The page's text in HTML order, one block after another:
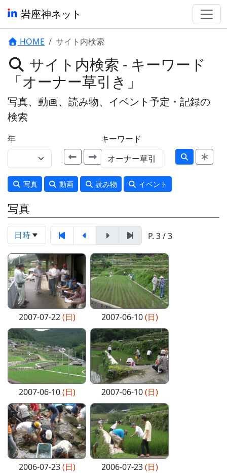
岩座神ネット
HOME サイト内検索
サイト内検索 - キーワード
「オーナー草引き」
写真、動画、読み物、イベント予定・記録の
検索
年 キーワード
写真 動画 読み物 イベント
写真
日時 P. 3 / 3
2007-07-22(日) 2007-06-10(日)
2007-06-10(日) 2007-06-10(日)
2006-07-23(日) 2006-07-23(日)